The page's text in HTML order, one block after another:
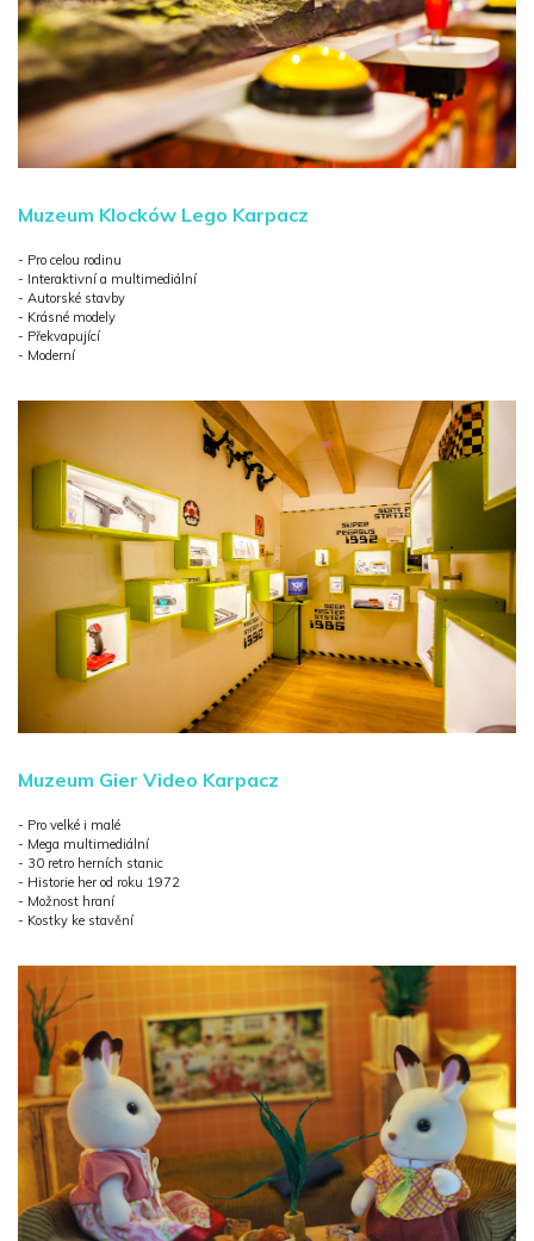
Muzeum Klocków Lego Karpacz
- Pro celou rodinu
- Interaktivní a multimediální
- Autorské stavby
- Krásné modely
- Překvapující
- Moderní
Muzeum Gier Video Karpacz
- Pro velké i malé
- Mega multimediální
- 30 retro herních stanic
- Historie her od roku 1972
- Možnost hraní
- Kostky ke stavění